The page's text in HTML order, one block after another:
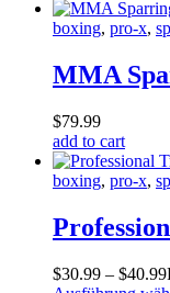
boxing, pro-x,
MMA
$79.99
add to cart
boxing, pro-x,
$30.99 – $40.99